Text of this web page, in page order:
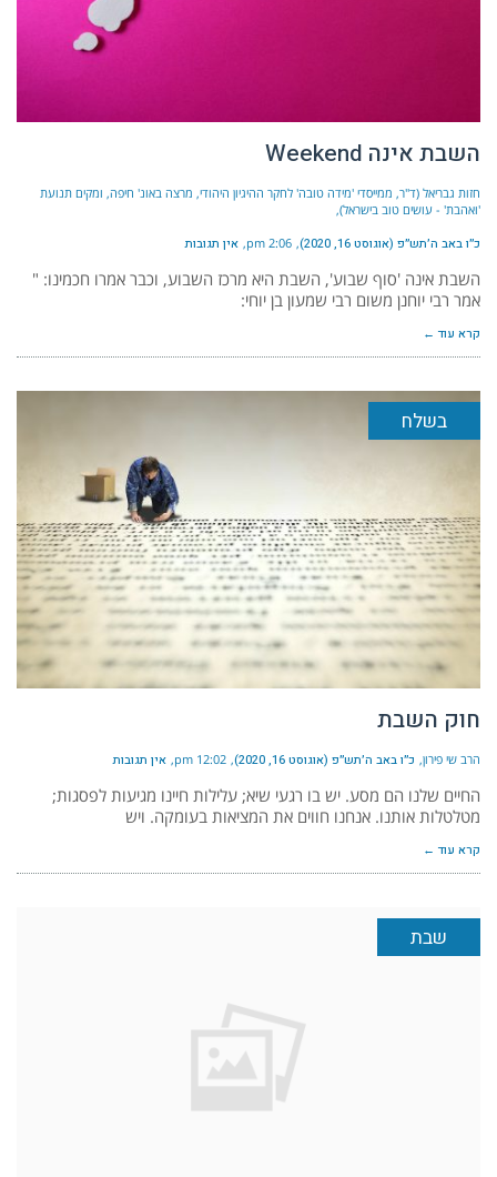
השבת אינה Weekend
חזות גבריאל (ד"ר, ממייסדי 'מידה טובה' לחקר ההיגיון היהודי, מרצה באונ' חיפה, ומקים תנועת
'ואהבת' - עושים טוב בישראל)
כ״ו באב ה׳תש״פ (אוגוסט 16, 2020) 2:06 pm אין תגובות
השבת אינה 'סוף שבוע', השבת היא מרכז השבוע, וכבר אמרו חכמינו: "
אמר רבי יוחנן משום רבי שמעון בן יוחי:
קרא עוד ←
בשלח
חוק השבת
הרב שי פירון כ״ו באב ה׳תש״פ (אוגוסט 16, 2020) 12:02 pm אין תגובות
החיים שלנו הם מסע. יש בו רגעי שיא; עלילות חיינו מגיעות לפסגות;
מטלטלות אותנו. אנחנו חווים את המציאות בעומקה. ויש
קרא עוד ←
שבת